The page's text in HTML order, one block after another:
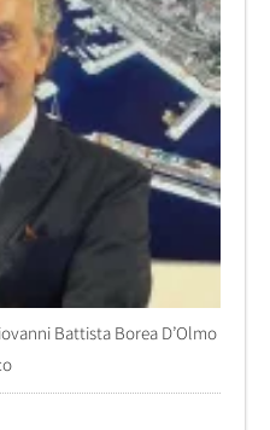
Battista Borea D’Olmo